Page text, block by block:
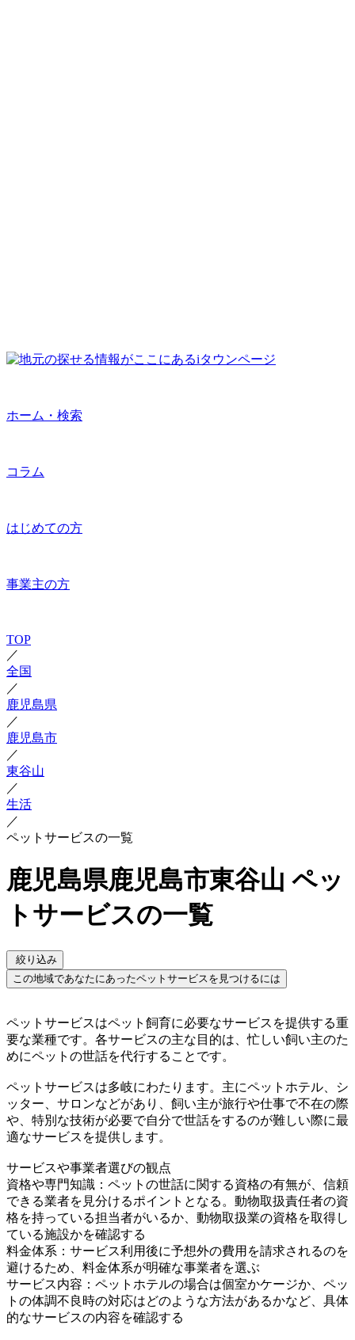
ホーム・検索
コラム
はじめての方
事業主の方
TOP
／
全国
／
鹿児島県
／
鹿児島市
／
東谷山
／
生活
／
ペットサービスの一覧
鹿児島県鹿児島市東谷山 ペッ
トサービスの一覧
絞り込み
この地域であなたにあったペットサービスを見つけるには
ペットサービスはペット飼育に必要なサービスを提供する重
要な業種です。各サービスの主な目的は、忙しい飼い主のた
めにペットの世話を代行することです。
ペットサービスは多岐にわたります。主にペットホテル、シ
ッター、サロンなどがあり、飼い主が旅行や仕事で不在の際
や、特別な技術が必要で自分で世話をするのが難しい際に最
適なサービスを提供します。
サービスや事業者選びの観点
資格や専門知識：ペットの世話に関する資格の有無が、信頼
できる業者を見分けるポイントとなる。動物取扱責任者の資
格を持っている担当者がいるか、動物取扱業の資格を取得し
ている施設かを確認する
料金体系：サービス利用後に予想外の費用を請求されるのを
避けるため、料金体系が明確な事業者を選ぶ
サービス内容：ペットホテルの場合は個室かケージか、ペッ
トの体調不良時の対応はどのような方法があるかなど、具体
的なサービスの内容を確認する